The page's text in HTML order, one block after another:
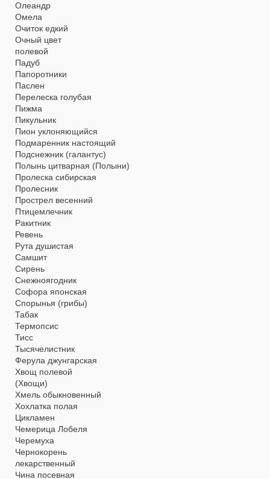
Олеандр
Омела
Очиток едкий
Очный цвет
полевой
Падуб
Папоротники
Паслен
Перелеска голубая
Пижма
Пикульник
Пион уклоняющийся
Подмаренник настоящий
Подснежник (галантус)
Полынь цитварная (Полыни)
Пролеска сибирская
Пролесник
Прострел весенний
Птицемлечник
Ракитник
Ревень
Рута душистая
Самшит
Сирень
Снежноягодник
Софора японская
Спорынья (грибы)
Табак
Термопсис
Тисс
Тысячелистник
Ферула джунгарская
Хвощ полевой
(Хвощи)
Хмель обыкновенный
Хохлатка полая
Цикламен
Чемерица Лобеля
Черемуха
Чернокорень
лекарственный
Чина посевная